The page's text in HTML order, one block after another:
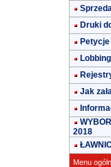
Druki
Petycje
Lobbing
Jak
2018
Menu